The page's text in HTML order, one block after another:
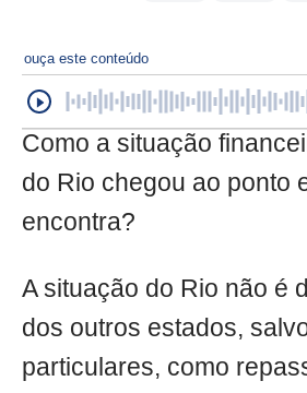
ouça este conteúdo
Como a situação
do Rio chegou ao ponto
encontra?
A situação do Rio não é
dos outros estados,
particulares, como